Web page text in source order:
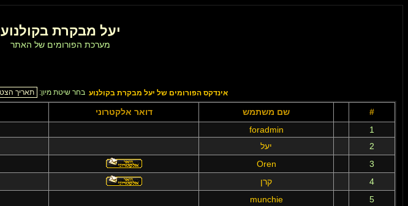
יעל מבקרת בקולנוע
מערכת הפורומים של האתר
אינדקס הפורומים של יעל מבקרת בקולנוע בחר שיטת מיון:
# שם משתמש דואר אלקטרוני
foradmin
יעל
Oren
קרן
munchie